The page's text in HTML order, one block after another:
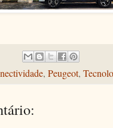
, Peugeot,